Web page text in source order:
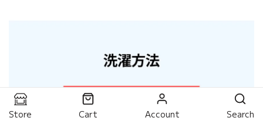
Store Cart Account Search